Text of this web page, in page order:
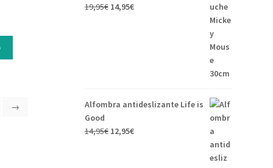
→
19,95€ 14,95€
Alfombra antideslizante Life is
Good
14,95€ 12,95€